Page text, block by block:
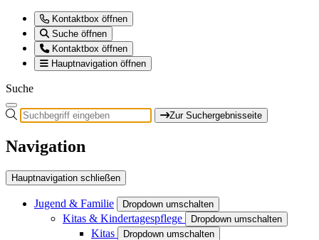
Kontaktbox öffnen
Suche öffnen
Kontaktbox öffnen
Hauptnavigation öffnen
Suche
Zur Suchergebnisseite
Navigation
Hauptnavigation schließen
Jugend & Familie Dropdown umschalten
Kitas & Kindertagespflege Dropdown umschalten
Kitas Dropdown umschalten